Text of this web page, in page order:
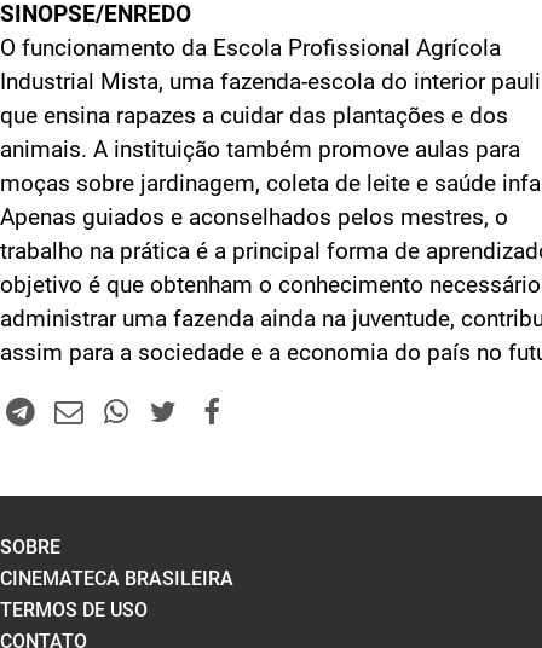
SINOPSE/ENREDO
O funcionamento da Escola Profissional Agrícola
Industrial Mista, uma fazenda-escola do interior
que ensina rapazes a cuidar das plantações e dos
animais. A instituição também promove aulas para
moças sobre jardinagem, coleta de leite e saúde
Apenas guiados e aconselhados pelos mestres, o
trabalho na prática é a principal forma de
objetivo é que obtenham o conhecimento
administrar uma fazenda ainda na juventude,
assim para a sociedade e a economia do país no
SOBRE
CINEMATECA BRASILEIRA
TERMOS DE USO
CONTATO